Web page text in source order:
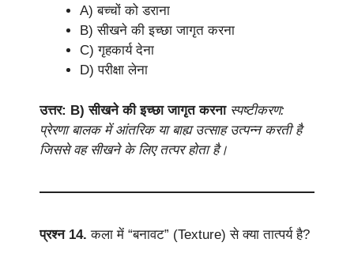
A) बच्चों को डराना
B) सीखने की इच्छा जागृत करना
C) गृहकार्य देना
D) परीक्षा लेना
उत्तर: B) सीखने की इच्छा जागृत करना स्पष्टीकरण:
प्रेरणा बालक में आंतरिक या बाह्य उत्साह उत्पन्न करती है
जिससे वह सीखने के लिए तत्पर होता है।
प्रश्न 14. कला में “बनावट” (Texture) से क्या तात्पर्य है?